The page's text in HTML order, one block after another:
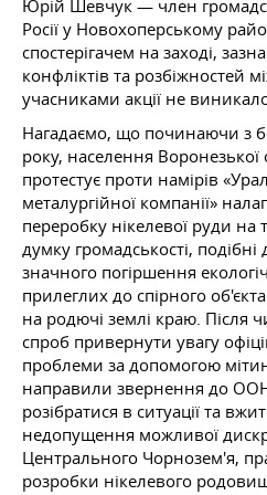
Юрій Шевчук — член
Росії у Новохоперському
спостерігачем на заході,
конфліктів та розбіжностей
учасниками акції не
Нагадаємо, що починаючи з
року, населення Воронезької
протестує проти намірів
металургійної компанії»
переробку нікелевої руди на
думку громадськості, подібні
значного погіршення
прилеглих до спірного
на родючі землі краю. Після
спроб привернути увагу
проблеми за допомогою
направили звернення до
розібратися в ситуації та
недопущення можливої
Центрального Чорнозем'я,
розробки нікелевого